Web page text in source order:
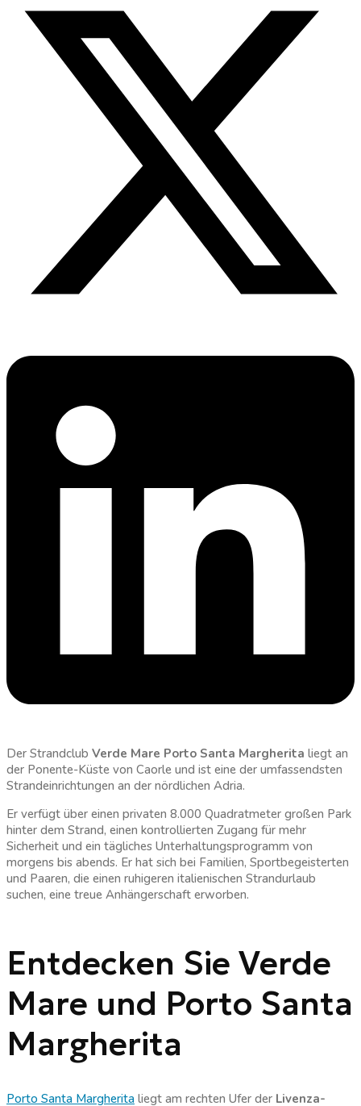
Der Strandclub Verde Mare Porto Santa Margherita liegt an
der Ponente-Küste von Caorle und ist eine der umfassendsten
Strandeinrichtungen an der nördlichen Adria.
Er verfügt über einen privaten 8.000 Quadratmeter großen Park
hinter dem Strand, einen kontrollierten Zugang für mehr
Sicherheit und ein tägliches Unterhaltungsprogramm von
morgens bis abends. Er hat sich bei Familien, Sportbegeisterten
und Paaren, die einen ruhigeren italienischen Strandurlaub
suchen, eine treue Anhängerschaft erworben.
Entdecken Sie Verde
Mare und Porto Santa
Margherita
Porto Santa Margherita liegt am rechten Ufer der Livenza-